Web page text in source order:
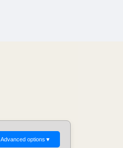
Advanced options ▼